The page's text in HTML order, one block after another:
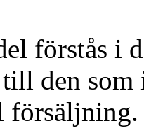
förstås i
den som
försäljning.